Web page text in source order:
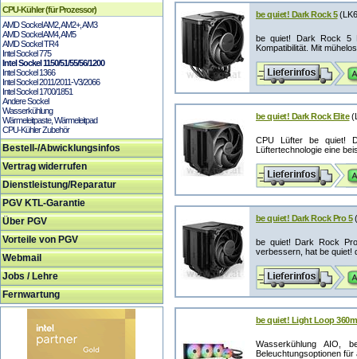
CPU-Kühler (für Prozessor)
AMD Sockel AM2, AM2+, AM3
AMD Sockel AM4, AM5
AMD Sockel TR4
Intel Sockel 775
Intel Sockel 1150/51/55/56/1200
Intel Sockel 1366
Intel Sockel 2011/2011-V3/2066
Intel Sockel 1700/1851
Andere Sockel
Wasserkühlung
Wärmeleitpaste, Wärmeleitpad
CPU-Kühler Zubehör
Bestell-/Abwicklungsinfos
Vertrag widerrufen
Dienstleistung/Reparatur
PGV KTL-Garantie
Über PGV
Vorteile von PGV
Webmail
Jobs / Lehre
Fernwartung
be quiet! Dark Rock 5
be quiet! Dark Rock 5
Kompatibilität. Mit
be quiet! Dark Rock Elite
CPU Lüfter be quiet!
Lüftertechnologie eine
be quiet! Dark Rock Pro 5
be quiet! Dark Rock
verbessern, hat be quiet!
be quiet! Light Loop
Wasserkühlung AIO,
Beleuchtungsoptionen